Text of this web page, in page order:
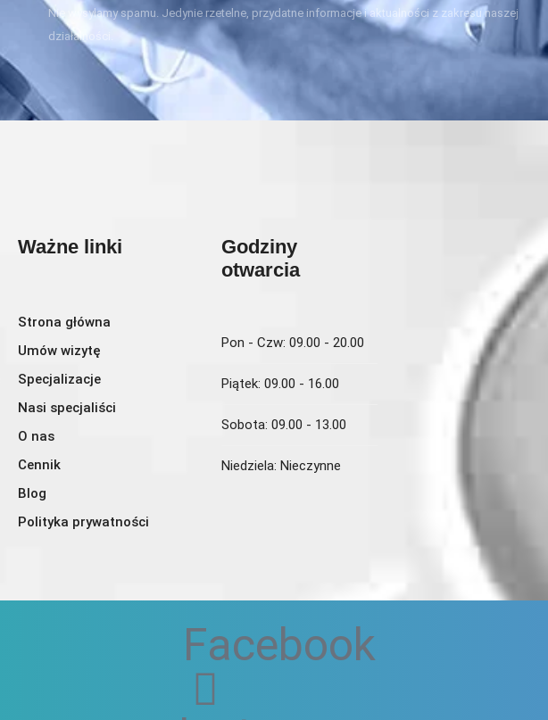
Nie wysyłamy spamu. Jedynie rzetelne, przydatne informacje i aktualności z zakresu naszej
działalności.
Ważne linki
Strona główna
Umów wizytę
Specjalizacje
Nasi specjaliści
O nas
Cennik
Blog
Polityka prywatności
Godziny
otwarcia
Pon - Czw: 09.00 - 20.00
Piątek: 09.00 - 16.00
Sobota: 09.00 - 13.00
Niedziela: Nieczynne
Facebook